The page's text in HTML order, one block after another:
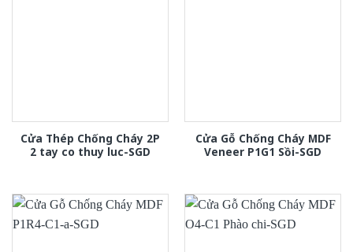
Cửa Thép Chống Cháy 2P
2 tay co thuy luc-SGD
Cửa Gỗ Chống Cháy MDF
Veneer P1G1 Sồi-SGD